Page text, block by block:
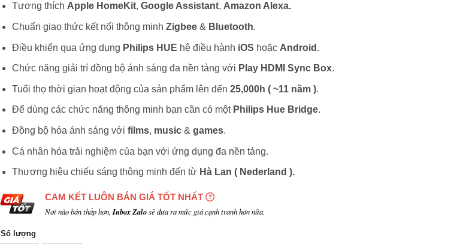
1,890,000₫
Tương thích Apple HomeKit, Google Assistant, Amazon Alexa.
Chuẩn giao thức kết nối thông minh Zigbee& Bluetooth.
Điều khiển qua ứng dụng Philips HUE hệ điều hành iOS hoặc Android .
Chức năng giải trí đồng bộ ánh sáng đa nền tảng với Play HDMI Sync Box.
Tuổi thọ thời gian hoạt động của sản phẩm lên đến 25,000h ( ~11 năm ).
Để dùng các chức năng thông minh bạn cần có một Philips Hue Bridge.
Đồng bộ hóa ánh sáng với films, music& games.
Cá nhân hóa trải nghiệm của bạn với ứng dụng đa nền tảng.
Thương hiệu chiếu sáng thông minh đến từ Hà Lan ( Nederland ).
CAM KẾT LUÔN BÁN GIÁ TỐT NHẤT
Nơi nào bán thấp hơn, Inbox Zalosẽ đưa ra mức giá cạnh tranh hơn nữa.
Số lượng